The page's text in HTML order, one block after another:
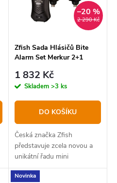
2 290 Kč
–20 %
Zfish Sada Hlásičů Bite
Alarm Set Merkur 2+1
1 832 Kč
Skladem >3 ks
DO KOŠÍKU
Česká značka Zfish
představuje zcela novou a
unikátní řadu mini
signalizátorů záběru pod
názvem Merkur. Hlásiče jsou
Novinka